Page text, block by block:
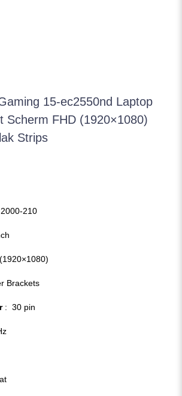
15-ec2550nd Laptop
Scherm FHD (1920×1080)
Strips
2000-210
Brackets
: 30 pin